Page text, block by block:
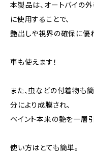
本製品は、オートバイの外
に使用することで、
艶出しや視界の確保に優
車も使えます！
また、虫などの付着物も
分により成膜され、
ペイント本来の艶を一層引
使い方はとても簡単。